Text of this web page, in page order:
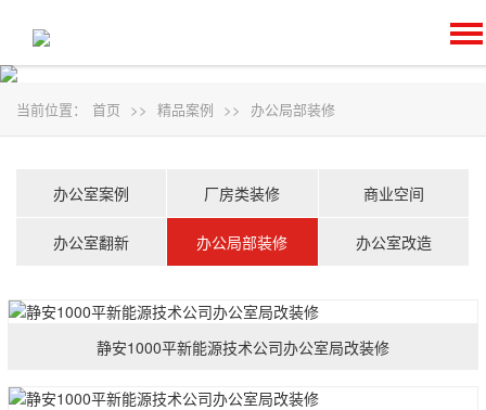
当前位置： 首页 >> 精品案例 >> 办公局部装修
办公室案例 厂房类装修 商业空间
办公室翻新 办公局部装修 办公室改造
静安1000平新能源技术公司办公室局改装修